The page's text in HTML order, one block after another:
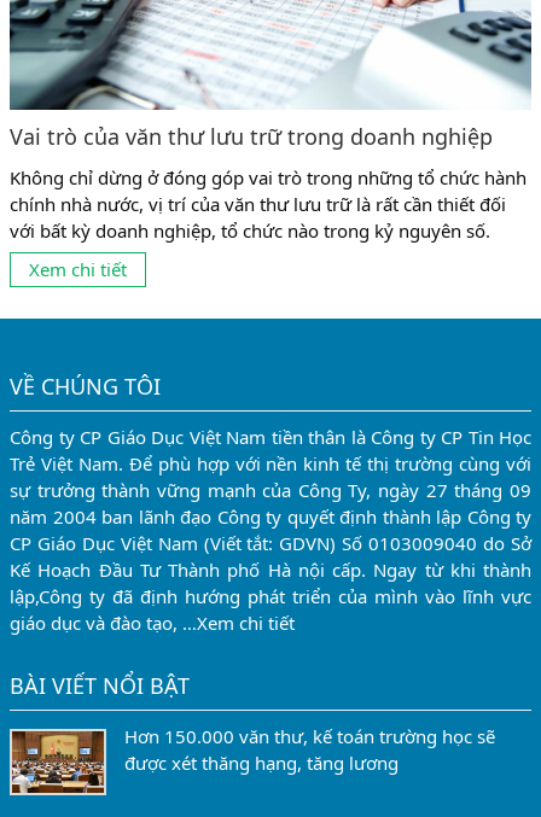
Vai trò của văn thư lưu trữ trong doanh nghiệp
Không chỉ dừng ở đóng góp vai trò trong những tổ chức hành
chính nhà nước, vị trí của văn thư lưu trữ là rất cần thiết đối
với bất kỳ doanh nghiệp, tổ chức nào trong kỷ nguyên số.
Quản lý, sắp xếp văn bản đi và đến trong doanh nghiệp Công
tác văn thư lưu trữ gồm các nội dung...
Xem chi tiết
VỀ CHÚNG TÔI
Công ty CP Giáo Dục Việt Nam tiền thân là Công ty CP Tin Học
Trẻ Việt Nam. Để phù hợp với nền kinh tế thị trường cùng với
sự trưởng thành vững mạnh của Công Ty, ngày 27 tháng 09
năm 2004 ban lãnh đạo Công ty quyết định thành lập Công ty
CP Giáo Dục Việt Nam (Viết tắt: GDVN) Số 0103009040 do Sở
Kế Hoạch Đầu Tư Thành phố Hà nội cấp. Ngay từ khi thành
lập,Công ty đã định hướng phát triển của mình vào lĩnh vực
giáo dục và đào tạo, …Xem chi tiết
BÀI VIẾT NỔI BẬT
Hơn 150.000 văn thư, kế toán trường học sẽ
được xét thăng hạng, tăng lương